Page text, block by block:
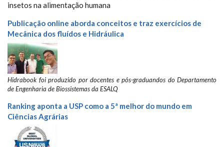
insetos na alimentação humana
Publicação online aborda conceitos e traz exercícios de
Mecânica dos fluídos e Hidráulica
Hidrabook foi produzido por docentes e pós-graduandos do Departamento
de Engenharia de Biossistemas da ESALQ
Ranking aponta a USP como a 5ª melhor do mundo em
Ciências Agrárias